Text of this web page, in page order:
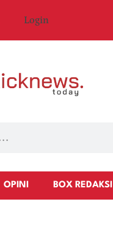
Login
OPINI BOX REDAKSI